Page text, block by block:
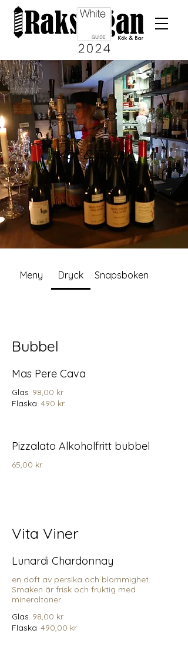
Mat & Dryck
Meny Dryck Snapsboken
Bubbel
Mas Pere Cava
Glas 98,00 kr
Flaska 490 kr
Pizzalato Alkoholfritt bubbel
65,00 kr
Vita Viner
Lunardi Chardonnay
en doft av persika och blommighet.
Smaken är frisk och fruktig med
mineraltoner.
Glas 98,00 kr
Flaska 490,00 kr